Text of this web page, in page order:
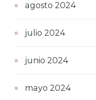
agosto 2024
julio 2024
junio 2024
mayo 2024